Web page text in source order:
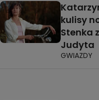
kulisy
Stenka
Judyta
GWIAZDY